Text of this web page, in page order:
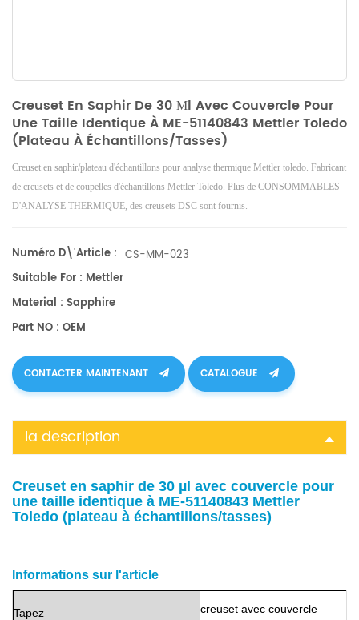
Creuset En Saphir De 30 Μl Avec Couvercle Pour
Une Taille Identique À ME-51140843 Mettler Toledo
(plateau À Échantillons/tasses)
Creuset en saphir/plateau d'échantillons pour analyse thermique Mettler toledo. Fabricant
de creusets et de coupelles d'échantillons Mettler Toledo. Plus de CONSOMMABLES
D'ANALYSE THERMIQUE, des creusets DSC sont fournis.
Numéro D\'article : CS-MM-023
Suitable For : Mettler
Material : Sapphire
Part NO : OEM
CONTACTER MAINTENANT CATALOGUE
la description
Creuset en saphir de 30 µl avec couvercle pour
une taille identique à ME-51140843 Mettler
Toledo (plateau à échantillons/tasses)
Informations sur l'article
Tapez creuset avec couvercle